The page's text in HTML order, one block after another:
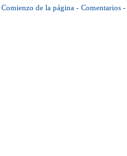
Comienzo de la página - Comentarios -